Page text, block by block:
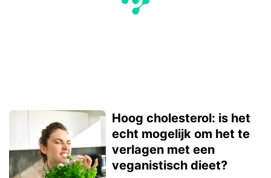
Hoog cholesterol: is het
echt mogelijk om het te
verlagen met een
veganistisch dieet?